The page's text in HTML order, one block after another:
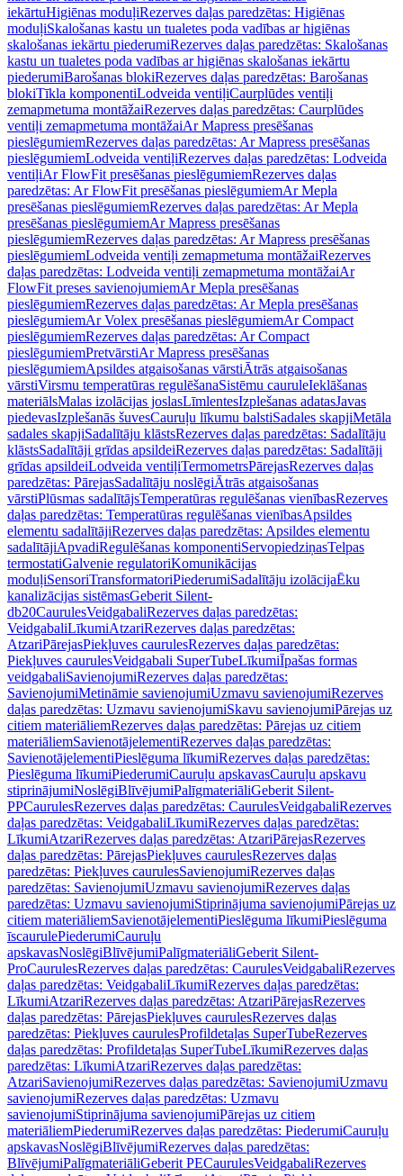
iekārtuHigiēnas moduļiRezerves daļas paredzētas: Higiēnas
moduļiSkalošanas kastu un tualetes poda vadības ar higiēnas
skalošanas iekārtu piederumiRezerves daļas paredzētas: Skalošanas
kastu un tualetes poda vadības ar higiēnas skalošanas iekārtu
piederumiBarošanas blokiRezerves daļas paredzētas: Barošanas
blokiTīkla komponentiLodveida ventiļiCaurplūdes ventiļi
zemapmetuma montāžaiRezerves daļas paredzētas: Caurplūdes
ventiļi zemapmetuma montāžaiAr Mapress presēšanas
pieslēgumiemRezerves daļas paredzētas: Ar Mapress presēšanas
pieslēgumiemLodveida ventiļiRezerves daļas paredzētas: Lodveida
ventiļiAr FlowFit presēšanas pieslēgumiemRezerves daļas
paredzētas: Ar FlowFit presēšanas pieslēgumiemAr Mepla
presēšanas pieslēgumiemRezerves daļas paredzētas: Ar Mepla
presēšanas pieslēgumiemAr Mapress presēšanas
pieslēgumiemRezerves daļas paredzētas: Ar Mapress presēšanas
pieslēgumiemLodveida ventiļi zemapmetuma montāžaiRezerves
daļas paredzētas: Lodveida ventiļi zemapmetuma montāžaiAr
FlowFit preses savienojumiemAr Mepla presēšanas
pieslēgumiemRezerves daļas paredzētas: Ar Mepla presēšanas
pieslēgumiemAr Volex presēšanas pieslēgumiemAr Compact
pieslēgumiemRezerves daļas paredzētas: Ar Compact
pieslēgumiemPretvārstiAr Mapress presēšanas
pieslēgumiemApsildes atgaisošanas vārstiĀtrās atgaisošanas
vārstiVirsmu temperatūras regulēšanaSistēmu cauruleIeklāšanas
materiālsMalas izolācijas joslasLīmlentesIzplešanas adatasJavas
piedevasIzplešanās šuvesCauruļu līkumu balstiSadales skapjiMetāla
sadales skapjiSadalītāju klāstsRezerves daļas paredzētas: Sadalītāju
klāstsSadalītāji grīdas apsildeiRezerves daļas paredzētas: Sadalītāji
grīdas apsildeiLodveida ventiļiTermometrsPārejasRezerves daļas
paredzētas: PārejasSadalītāju noslēgiĀtrās atgaisošanas
vārstiPlūsmas sadalītājsTemperatūras regulēšanas vienībasRezerves
daļas paredzētas: Temperatūras regulēšanas vienībasApsildes
elementu sadalītājiRezerves daļas paredzētas: Apsildes elementu
sadalītājiApvadiRegulēšanas komponentiServopiedziņasTelpas
termostatiGalvenie regulatoriKomunikācijas
moduļiSensoriTransformatoriPiederumiSadalītāju izolācijaĒku
kanalizācijas sistēmasGeberit Silent-
db20CaurulesVeidgabaliRezerves daļas paredzētas:
VeidgabaliLīkumiAtzariRezerves daļas paredzētas:
AtzariPārejasPiekļuves caurulesRezerves daļas paredzētas:
Piekļuves caurulesVeidgabali SuperTubeLīkumiĪpašas formas
veidgabaliSavienojumiRezerves daļas paredzētas:
SavienojumiMetināmie savienojumiUzmavu savienojumiRezerves
daļas paredzētas: Uzmavu savienojumiSkavu savienojumiPārejas uz
citiem materiāliemRezerves daļas paredzētas: Pārejas uz citiem
materiāliemSavienotājelementiRezerves daļas paredzētas:
SavienotājelementiPieslēguma līkumiRezerves daļas paredzētas:
Pieslēguma līkumiPiederumiCauruļu apskavasCauruļu apskavu
stiprinājumiNoslēgiBlīvējumiPalīgmateriāliGeberit Silent-
PPCaurulesRezerves daļas paredzētas: CaurulesVeidgabaliRezerves
daļas paredzētas: VeidgabaliLīkumiRezerves daļas paredzētas:
LīkumiAtzariRezerves daļas paredzētas: AtzariPārejasRezerves
daļas paredzētas: PārejasPiekļuves caurulesRezerves daļas
paredzētas: Piekļuves caurulesSavienojumiRezerves daļas
paredzētas: SavienojumiUzmavu savienojumiRezerves daļas
paredzētas: Uzmavu savienojumiStiprinājuma savienojumiPārejas uz
citiem materiāliemSavienotājelementiPieslēguma līkumiPieslēguma
īscaurulePiederumiCauruļu
apskavasNoslēgiBlīvējumiPalīgmateriāliGeberit Silent-
ProCaurulesRezerves daļas paredzētas: CaurulesVeidgabaliRezerves
daļas paredzētas: VeidgabaliLīkumiRezerves daļas paredzētas:
LīkumiAtzariRezerves daļas paredzētas: AtzariPārejasRezerves
daļas paredzētas: PārejasPiekļuves caurulesRezerves daļas
paredzētas: Piekļuves caurulesProfildetaļas SuperTubeRezerves
daļas paredzētas: Profildetaļas SuperTubeLīkumiRezerves daļas
paredzētas: LīkumiAtzariRezerves daļas paredzētas:
AtzariSavienojumiRezerves daļas paredzētas: SavienojumiUzmavu
savienojumiRezerves daļas paredzētas: Uzmavu
savienojumiStiprinājuma savienojumiPārejas uz citiem
materiāliemPiederumiRezerves daļas paredzētas: PiederumiCauruļu
apskavasNoslēgiBlīvējumiRezerves daļas paredzētas:
BlīvējumiPalīgmateriāliGeberit PECaurulesVeidgabaliRezerves